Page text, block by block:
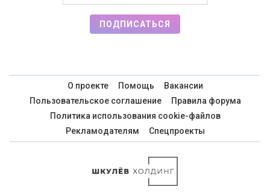
ПОДПИСАТЬСЯ
О проекте Помощь
Вакансии
Пользовательское соглашение
Правила форума
Политика использования cookie-файлов
Рекламодателям
Спецпроекты